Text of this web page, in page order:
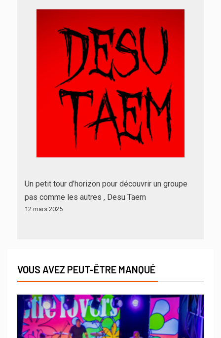
Un petit tour d’horizon pour découvrir un groupe
pas comme les autres , Desu Taem
12 mars 2025
VOUS AVEZ PEUT-ÊTRE MANQUÉ